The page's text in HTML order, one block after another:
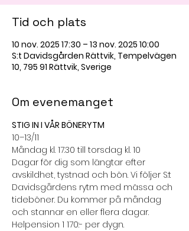
Tid och plats
10 nov. 2025 17:30 – 13 nov. 2025 10:00
S:t Davidsgården Rättvik, Tempelvägen
10, 795 91 Rättvik, Sverige
Om evenemanget
STIG IN I VÅR BÖNERYTM
10–13/11
Måndag kl. 17.30 till torsdag kl. 10
Dagar för dig som längtar efter
avskildhet, tystnad och bön. Vi följer S:t
Davidsgårdens rytm med mässa och
tideböner. Du kommer på måndag
och stannar en eller flera dagar.
Helpension 1 170:- per dygn.